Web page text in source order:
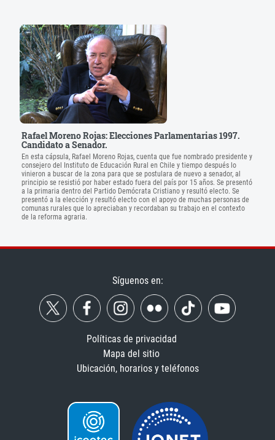
Rafael Moreno Rojas: Elecciones Parlamentarias 1997.
Candidato a Senador.
En esta cápsula, Rafael Moreno Rojas, cuenta que fue nombrado presidente y
consejero del Instituto de Educación Rural en Chile y tiempo después lo
vinieron a buscar de la zona para que se postulara de nuevo a senador, al
principio se resistió por haber estado fuera del país por 15 años. Se presentó
a la primaria dentro del Partido Demócrata Cristiano y resultó electo. Se
presentó a la elección y resultó electo con el apoyo de muchas personas de
comunas rurales que lo apreciaban y recordaban su trabajo en el contexto
de la reforma agraria.
Síguenos en:
Políticas de privacidad
Mapa del sitio
Ubicación, horarios y teléfonos